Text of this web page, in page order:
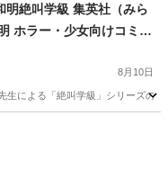
集英社（みら
ホラー・少女向けコミッ
8月10日
生による「絶叫学級」シリーズの